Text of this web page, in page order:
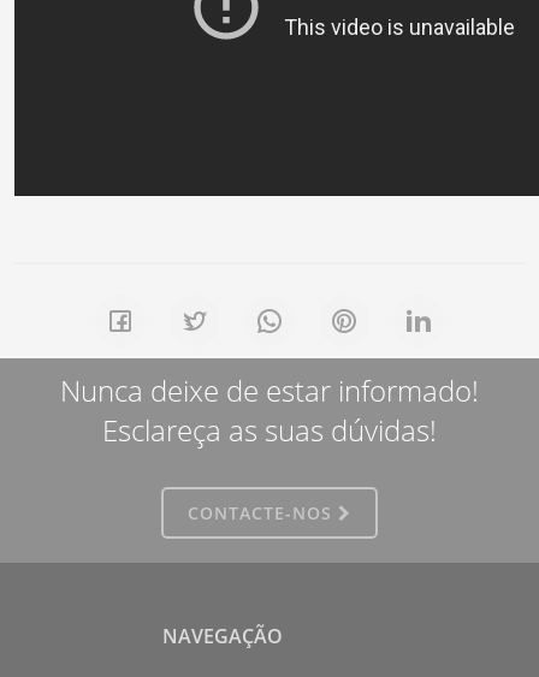
Nunca deixe de estar informado!
Esclareça as suas dúvidas!
CONTACTE-NOS
NAVEGAÇÃO